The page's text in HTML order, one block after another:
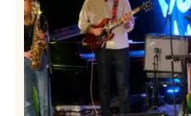
NTNU!